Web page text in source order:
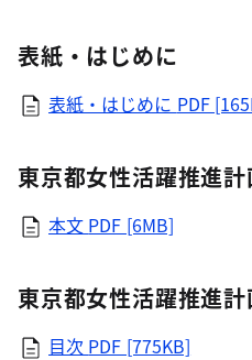
表紙・はじめに
表紙・はじめに PDF
東京都女性活躍推進
本文 PDF [6MB]
東京都女性活躍推進計
目次 PDF [775KB]